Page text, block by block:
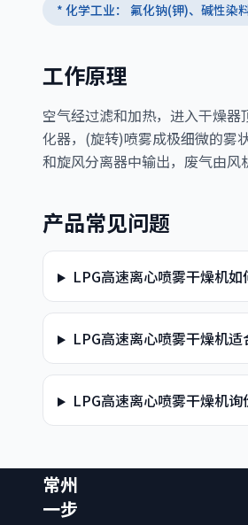
* 化学工业： 氟化钠(钾)、碱性染
工作原理
空气经过滤和加热，进入干燥
化器，(旋转)喷雾成极细微的雾
和旋风分离器中输出，废气由风
产品常见问题
LPG高速离心喷雾干燥机如
LPG高速离心喷雾干燥机适
LPG高速离心喷雾干燥机询
常州
一步